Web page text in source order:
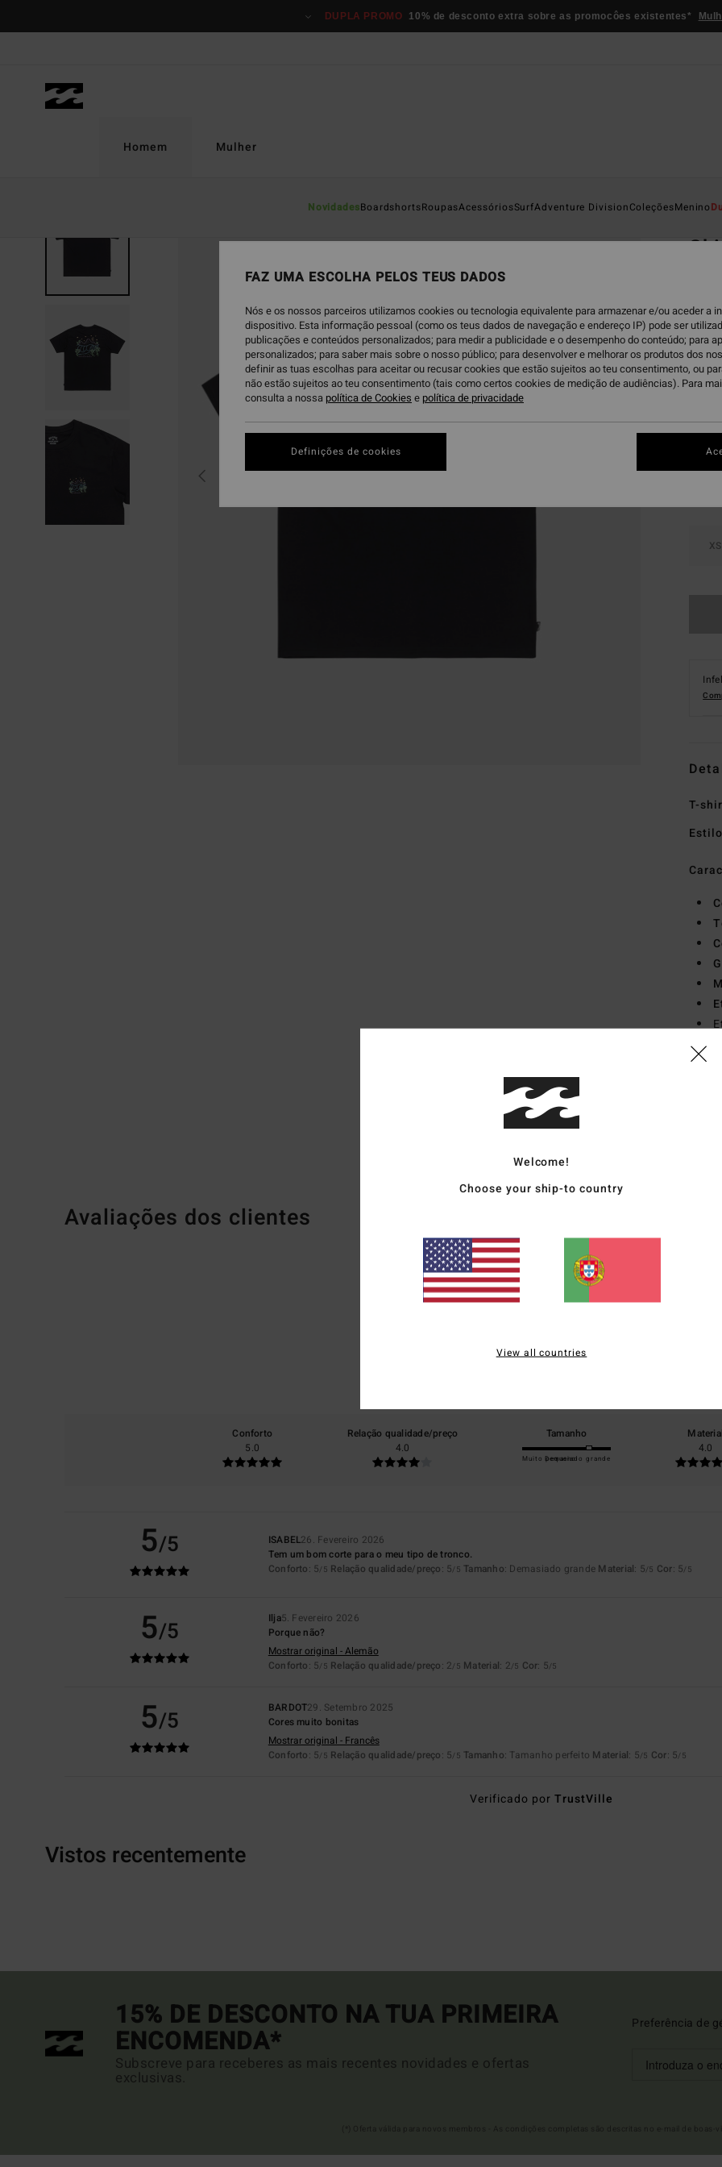
produto
DUPLA PROMO 10% de desconto extra sobre as promocôes existentes*
Homem
NovidadesBoardshortsRoupasAcessóriosSurfAdventure DivisionColeçõesMenino
Mulher
T-
ECO-
€
XS
T-
Estilo
Avaliações dos clientes
Pontuação média
5.0
Conforto
5.0
Relação qualidade/preço
4.0
Tamanho
Muito pequeno
Demasiado grande
Material
4.0
5/5 ISABEL26. Fevereiro 2026
Tem um bom corte para o meu tipo de tronco.
Conforto: 5/5 Relação qualidade/preço: 5/5 Tamanho: Demasiado grande Material: 5/5 Cor: 5/5
5/5 Ilja5. Fevereiro 2026
Porque não?
Mostrar original - Alemão
Conforto: 5/5 Relação qualidade/preço: 2/5 Material: 2/5 Cor: 5/5
5/5 BARDOT29. Setembro 2025
Cores muito bonitas
Mostrar original - Francês
Conforto: 5/5 Relação qualidade/preço: 5/5 Tamanho: Tamanho perfeito Material: 5/5 Cor: 5/5
Verificado por TrustVille
Vistos recentemente
15% DE DESCONTO NA TUA PRIMEIRA
ENCOMENDA*
Subscreve para receberes as mais recentes novidades e ofertas
exclusivas.
Preferência de
Welcome!
Choose your ship-to country
View all countries
FAZ UMA ESCOLHA PELOS TEUS DADOS
Nós e os nossos parceiros utilizamos cookies ou tecnologia equivalente para armazenar e/ou aceder a
dispositivo. Esta informação pessoal (como os teus dados de navegação e endereço IP) pode ser
publicações e conteúdos personalizados; para medir a publicidade e o desempenho do conteúdo; para
personalizados; para saber mais sobre o nosso público; para desenvolver e melhorar os produtos dos
definir as tuas escolhas para aceitar ou recusar cookies que estão sujeitos ao teu consentimento, ou
não estão sujeitos ao teu consentimento (tais como certos cookies de medição de audiências). Para
consulta a nossa política de Cookies e política de privacidade
Definições de cookies